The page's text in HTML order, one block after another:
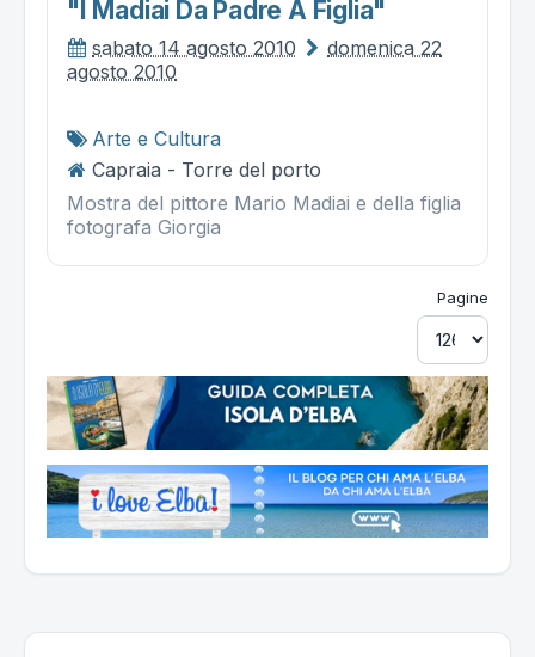
"i Madiai Da Padre A Figlia"
sabato 14 agosto 2010
domenica 22
agosto 2010
Arte e Cultura
Capraia - Torre del porto
Mostra del pittore Mario Madiai e della figlia
fotografa Giorgia
Pagine